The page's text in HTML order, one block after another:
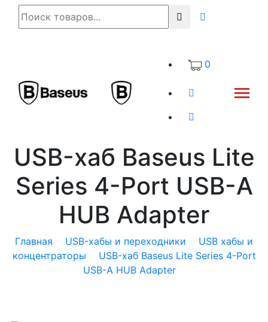
0
USB-хаб Baseus Lite
Series 4-Port USB-A
HUB Adapter
Главная USB-хабы и переходники
USB хабы и
концентраторы
USB-хаб Baseus Lite Series 4-Port
USB-A HUB Adapter